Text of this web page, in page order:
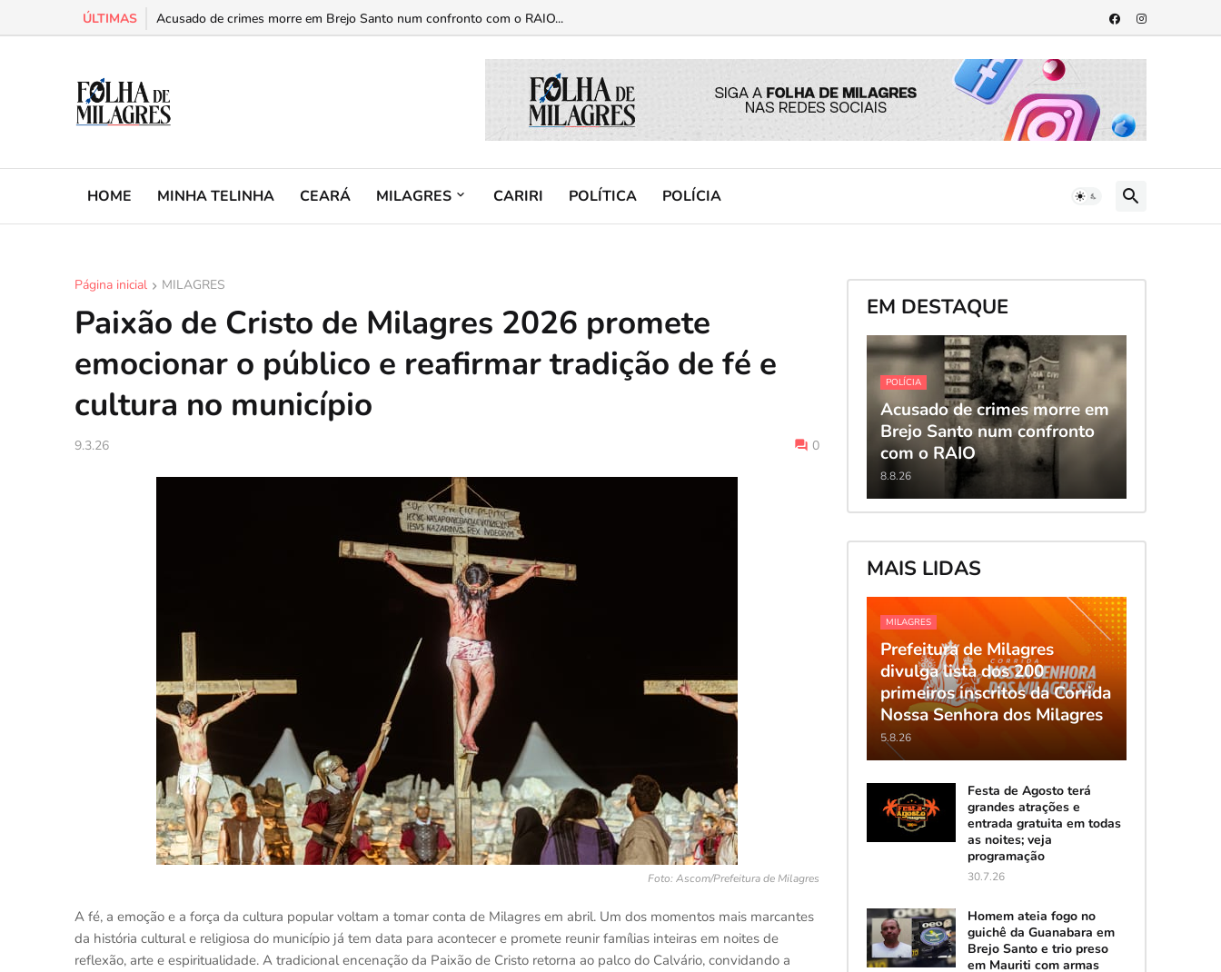
ÚLTIMAS Acusado de crimes morre em Brejo Santo num confronto com o RAIO...
Mulher é presa com mais de 21 quilos de drogas dentro de carro no Crato...
HOME MINHA TELINHA CEARÁ MILAGRES CARIRI POLÍTICA POLÍCIA
Página inicial MILAGRES
Paixão de Cristo de Milagres 2026 promete
emocionar o público e reafirmar tradição de fé e
cultura no município
9.3.26 0
Foto: Ascom/Prefeitura de Milagres
A fé, a emoção e a força da cultura popular voltam a tomar conta de Milagres em abril. Um dos momentos mais marcantes
da história cultural e religiosa do município já tem data para acontecer e promete reunir famílias inteiras em noites de
reflexão, arte e espiritualidade. A tradicional encenação da Paixão de Cristo retorna ao palco do Calvário, convidando a
EM DESTAQUE
POLÍCIA
Acusado de crimes morre em
Brejo Santo num confronto
com o RAIO
8.8.26
MAIS LIDAS
MILAGRES
Prefeitura de Milagres
divulga lista dos 200
primeiros inscritos da Corrida
Nossa Senhora dos Milagres
5.8.26
Festa de Agosto terá
grandes atrações e
entrada gratuita em todas
as noites; veja
programação
30.7.26
Homem ateia fogo no
guichê da Guanabara em
Brejo Santo e trio preso
em Mauriti com armas